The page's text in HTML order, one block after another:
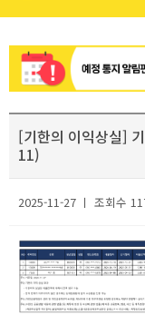
[기한의 이익상실]
11)
2025-11-27 ㅣ 조회수